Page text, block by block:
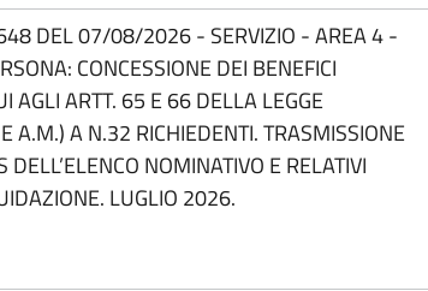
DEL 07/08/2026 - SERVIZIO - AREA 4 -
CONCESSIONE DEI BENEFICI
AGLI ARTT. 65 E 66 DELLA LEGGE
A.M.) A N.32 RICHIEDENTI. TRASMISSIONE
DELL’ELENCO NOMINATIVO E RELATIVI
LUGLIO 2026.